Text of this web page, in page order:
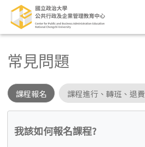
常見問題
課程報名 課程進行、轉班、退費
我該如何報名課程?